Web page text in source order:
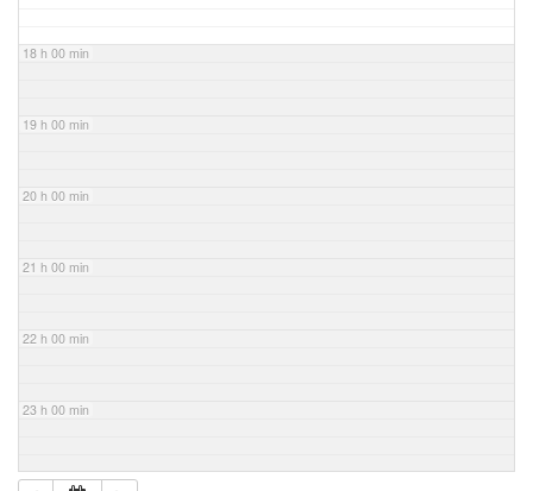
18 h 00 min
19 h 00 min
20 h 00 min
21 h 00 min
22 h 00 min
23 h 00 min